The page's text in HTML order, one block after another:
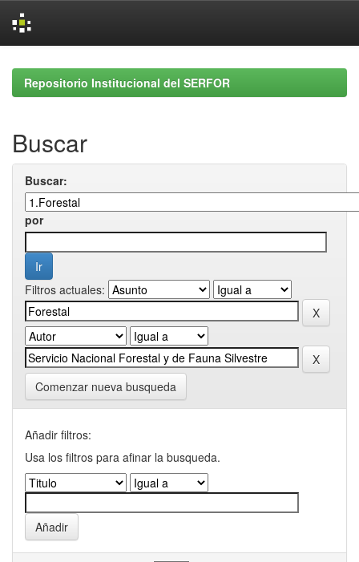
navigationRepositorio Institucional del SERFOR
Buscar
Buscar:
por
Filtros actuales:
Comenzar nueva busqueda
Añadir filtros:
Usa los filtros para afinar la busqueda.